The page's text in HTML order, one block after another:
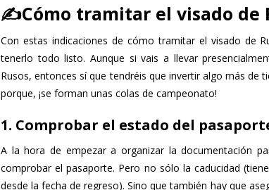
✍️Cómo tramitar el visado de
Con estas indicaciones de cómo tramitar el visado de
tenerlo todo listo. Aunque si vais a llevar
Rusos, entonces sí que tendréis que invertir algo más de
porque, ¡se forman unas colas de campeonato!
1. Comprobar el estado del
A la hora de empezar a organizar la documentación
comprobar el pasaporte. Pero no sólo la caducidad
desde la fecha de regreso). Sino que también hay que